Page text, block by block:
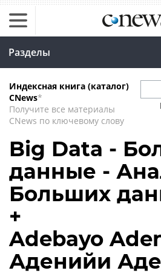
Разделы
Индексная книга (каталог)
CNews*
Получите все материалы
CNews по ключевому слову
Big Data -
данные -
Больших
+
Adebayo
Аденийи